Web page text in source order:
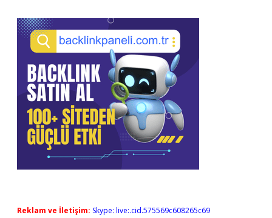
Reklam ve İletişim: Skype: live:.cid.575569c608265c69